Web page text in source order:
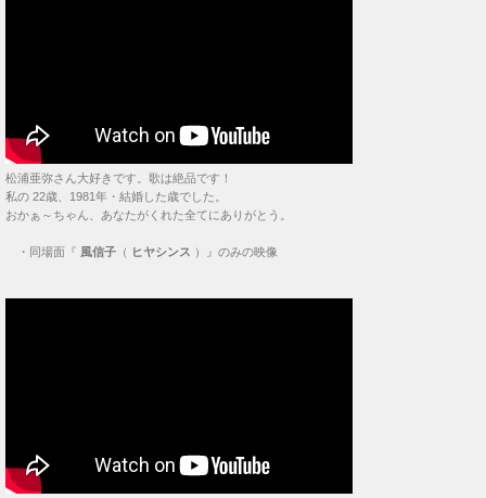
松浦亜弥さん大好きです。歌は絶品です！
私の 22歳、1981年・結婚した歳でした。
おかぁ～ちゃん、あなたがくれた全てにありがとう。
・ 同場面『 風信子 （ ヒヤシンス ）』のみの映像